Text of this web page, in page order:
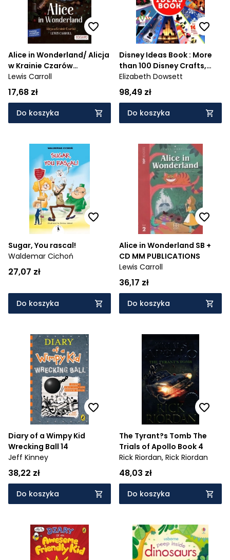
Alice in Wonderland/ Alicja
w Krainie Czarów
Adaptacja klasyki z
ćwiczeniami do nauki
Lewis Carroll
17,68 zł
Do koszyka
Disney Ideas Book : More
than 100 Disney Crafts,
Activities, and Games
Elizabeth Dowsett
98,49 zł
Do koszyka
Sugar, You rascal!
Waldemar Cichoń
27,07 zł
Do koszyka
Alice in Wonderland SB +
CD MM PUBLICATIONS
Lewis Carroll
36,17 zł
Do koszyka
Diary of a Wimpy Kid
Wrecking Ball 14
Jeff Kinney
38,22 zł
Do koszyka
The Tyrant?s Tomb The
Trials of Apollo Book 4
Rick Riordan, Rick Riordan
48,03 zł
Do koszyka